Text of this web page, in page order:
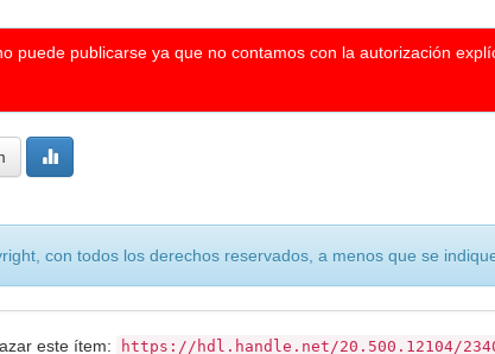
puede publicarse ya que no contamos con la autorización
con todos los derechos reservados, a menos que se
este ítem: https://hdl.handle.net/20.500.12104/